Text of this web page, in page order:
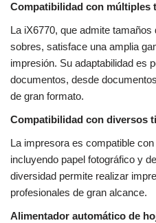
Compatibilidad con múltiples
La iX6770, que admite
sobres, satisface una amplia
impresión. Su adaptabilidad es
documentos, desde
de gran formato.
Compatibilidad con diversos
La impresora es compatible
incluyendo papel fotográfico y
diversidad permite realizar
profesionales de gran alcance.
Alimentador automático de